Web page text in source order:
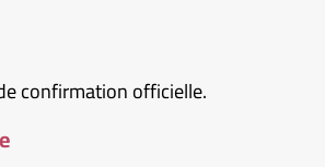
confirmation officielle.